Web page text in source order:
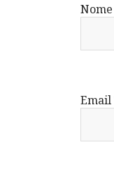
Nome
Email